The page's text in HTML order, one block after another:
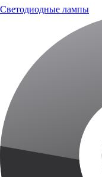
Светодиодные лампы